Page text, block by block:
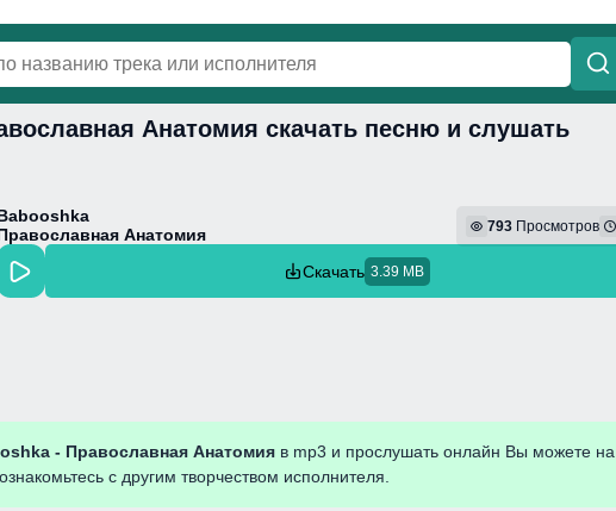
Анатомия скачать песню и слушать
Анатомия
793 Просмотров
Скачать 3.39 MB
- Православная Анатомия в mp3 и прослушать онлайн Вы можете на
с другим творчеством исполнителя.